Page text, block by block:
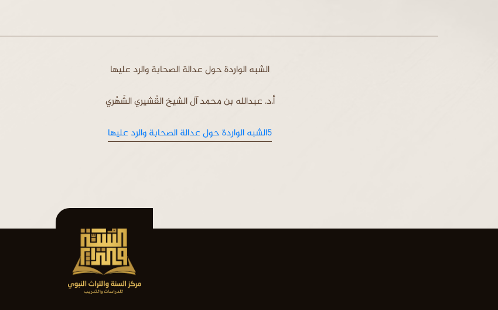
الشبه الواردة حول عدالة الصحابة والرد عليها
أ.د. عبدالله بن محمد آل الشيخ القُشيري الشَهْري
5الشبه الواردة حول عدالة الصحابة والرد عليها